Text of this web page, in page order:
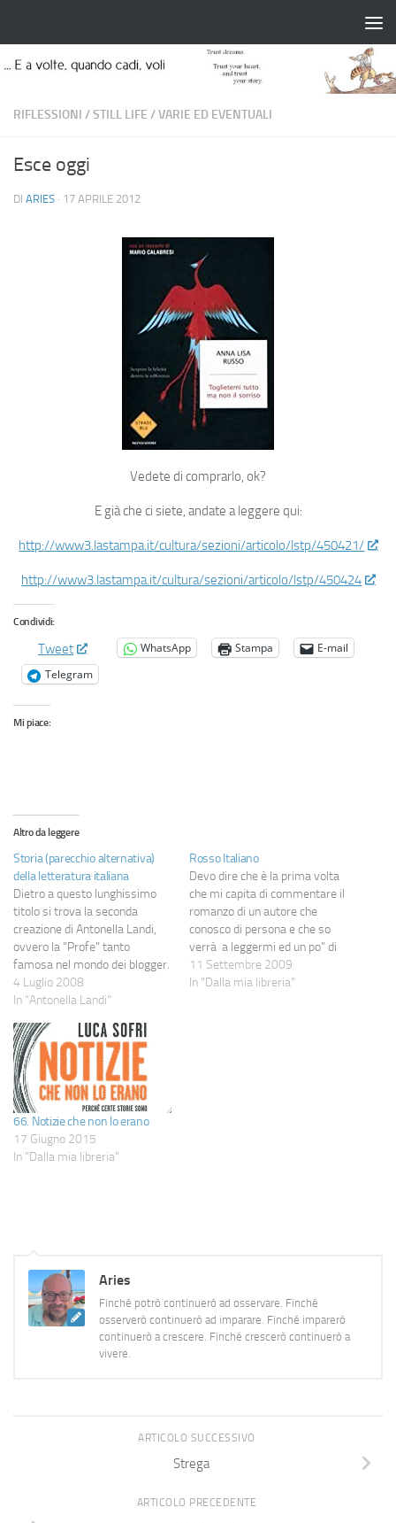
RIFLESSIONI /STILL LIFE /VARIE ED EVENTUALI
Esce oggi
DI ARIES · 17 APRILE 2012
Vedete di comprarlo, ok?
E già che ci siete, andate a leggere qui:
http://www3.lastampa.it/cultura/sezioni/articolo/lstp/450421/
http://www3.lastampa.it/cultura/sezioni/articolo/lstp/450424
Condividi:
Tweet WhatsApp Stampa
E-mail
Telegram
Mi piace:
Altro da leggere
Storia (parecchio alternativa)
della letteratura italiana
Dietro a questo lunghissimo
titolo si trova la seconda
creazione di Antonella Landi,
ovvero la "Profe" tanto
famosa nel mondo dei blogger.
Come già detto in passato
ritengo l'autrice più che
primo libro in poche ore ed
aver comprato a scatola
chiusa questo rimandone…
4 Luglio 2008
In "Antonella Landi"
Rosso Italiano
Devo dire che è la prima volta
che mi capita di commentare il
romanzo di un autore che
conosco di persona e che so
verrà a leggermi ed un po" di
imbarazzo lo provo; cercherò
comunque di essere il più
11 Settembre 2009
In "Dalla mia libreria"
66. Notizie che non lo erano
17 Giugno 2015
In "Dalla mia libreria"
Aries
Finché potrò continuerò ad osservare. Finché
osserverò continuerò ad imparare. Finché imparerò
continuerò a crescere. Finché crescerò continuerò a
vivere.
ARTICOLO SUCCESSIVO
Strega
ARTICOLO PRECEDENTE